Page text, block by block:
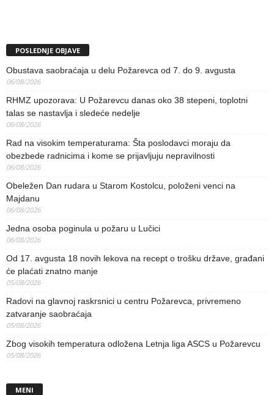
POSLEDNJE OBJAVE
Obustava saobraćaja u delu Požarevca od 7. do 9. avgusta
06/08/2026
RHMZ upozorava: U Požarevcu danas oko 38 stepeni, toplotni
talas se nastavlja i sledeće nedelje
06/08/2026
Rad na visokim temperaturama: Šta poslodavci moraju da
obezbede radnicima i kome se prijavljuju nepravilnosti
06/08/2026
Obeležen Dan rudara u Starom Kostolcu, položeni venci na
Majdanu
06/08/2026
Jedna osoba poginula u požaru u Lučici
06/08/2026
Od 17. avgusta 18 novih lekova na recept o trošku države, građani
će plaćati znatno manje
05/08/2026
Radovi na glavnoj raskrsnici u centru Požarevca, privremeno
zatvaranje saobraćaja
05/08/2026
Zbog visokih temperatura odložena Letnja liga ASCS u Požarevcu
05/08/2026
MENI